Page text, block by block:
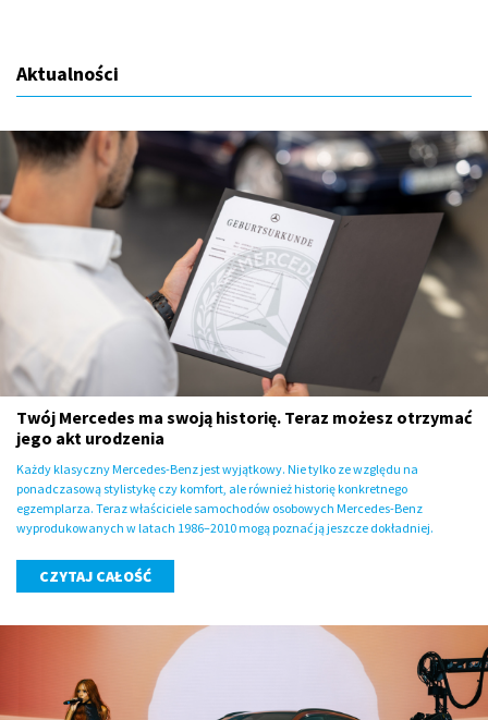
Aktualności
Twój Mercedes ma swoją historię. Teraz możesz otrzymać
jego akt urodzenia
Każdy klasyczny Mercedes-Benz jest wyjątkowy. Nie tylko ze względu na
ponadczasową stylistykę czy komfort, ale również historię konkretnego
egzemplarza. Teraz właściciele samochodów osobowych Mercedes-Benz
wyprodukowanych w latach 1986–2010 mogą poznać ją jeszcze dokładniej.
CZYTAJ CAŁOŚĆ